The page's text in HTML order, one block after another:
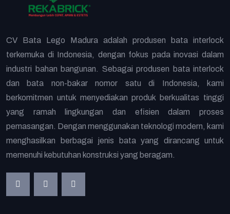
CV Bata Lego Madura adalah produsen bata interlock
terkemuka di Indonesia, dengan fokus pada inovasi dalam
industri bahan bangunan. Sebagai produsen bata interlock
dan bata non-bakar nomor satu di Indonesia, kami
berkomitmen untuk menyediakan produk berkualitas tinggi
yang ramah lingkungan dan efisien dalam proses
pemasangan. Dengan menggunakan teknologi modern, kami
menghasilkan berbagai jenis bata yang dirancang untuk
memenuhi kebutuhan konstruksi yang beragam.